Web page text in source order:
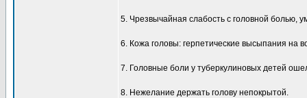
5. Чрезвычайная слабость с головной болью,
6. Кожа головы: герпетические высыпания на
7. Головные боли у туберкулиновых детей
8. Нежелание держать голову непокрытой.